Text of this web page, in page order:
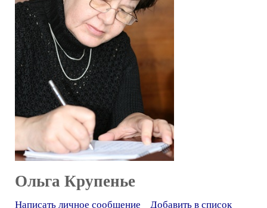
Ольга Крупенье
Написать личное сообщение
Добавить в список